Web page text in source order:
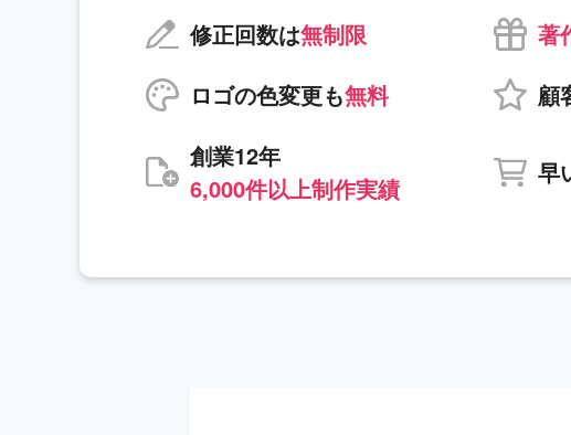
修正回数は無制限
著
ロゴの色変更も無料 顧
創業12年
6,000件以上制作実績
早